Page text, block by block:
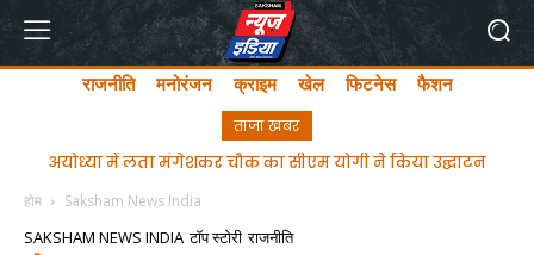
राजनीति मनोरंजन क्राइम खेल फिटनेस फैशन
ताजा खबर
अयोध्या में लता मंगेशकर चौक का सीएम योगी ने किया उद्घाटन
होम Saksham News India
SAKSHAM NEWS INDIA टॉप स्टोरी राजनीति